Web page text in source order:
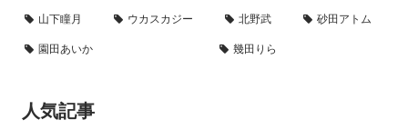
山下瞳月
ウカスカジー 北野武
砂田アトム
園田あいか
幾田りら
人気記事